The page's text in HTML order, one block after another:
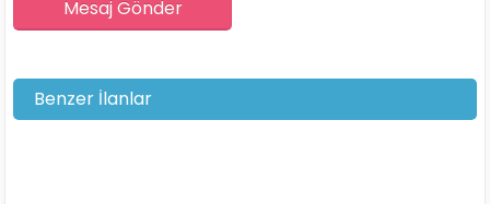
Benzer İlanlar